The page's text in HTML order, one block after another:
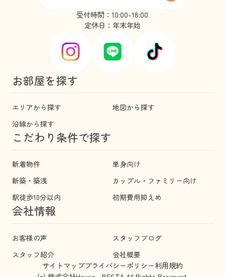
受付時間：10:00-18:00
定休日：年末年始
お部屋を探す
エリアから探す
地図から探す
沿線から探す
こだわり条件で探す
新着物件
単身向け
新築・築浅
カップル・ファミリー向け
駅徒歩10分以内
初期費用抑えめ
会社情報
お客様の声
スタッフブログ
スタッフ紹介
会社概要
サイトマッププライバシーポリシー利用規約